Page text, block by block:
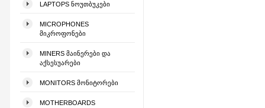
LAPTOPS ᲜᲝᲣᲗᲑᲣᲙᲔᲑᲘ
MICROPHONES
ᲛᲘᲙᲠᲝᲤᲝᲜᲔᲑᲘ
MINERS ᲛᲐᲘᲜᲔᲠᲔᲑᲘ ᲓᲐ
ᲐᲥᲡᲔᲡᲣᲐᲠᲔᲑᲘ
MONITORS ᲛᲝᲜᲘᲢᲝᲠᲔᲑᲘ
MOTHERBOARDS